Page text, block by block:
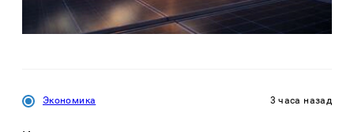
Экономика 3 часа назад